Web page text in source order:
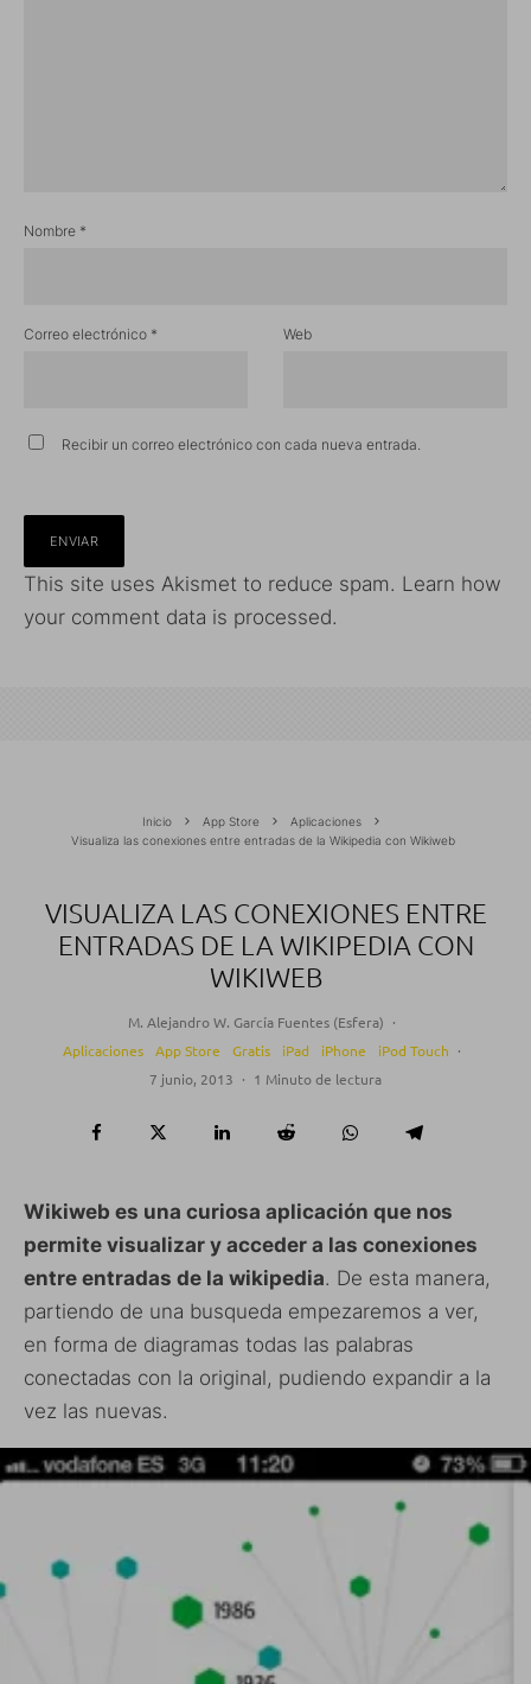
Nombre *
Correo electrónico * Web
Recibir un correo electrónico con cada nueva entrada.
This site uses Akismet to reduce spam. Learn how
your comment data is processed.
Inicio App Store
Aplicaciones
Visualiza las conexiones entre entradas de la Wikipedia con Wikiweb
VISUALIZA LAS CONEXIONES ENTRE
ENTRADAS DE LA WIKIPEDIA CON
WIKIWEB
M. Alejandro W. García Fuentes (Esfera) ·
Aplicaciones
App Store Gratis iPad iPhone iPod Touch ·
7 junio, 2013 · 1 Minuto de lectura
Wikiweb es una curiosa aplicación que nos
permite visualizar y acceder a las conexiones
entre entradas de la wikipedia. De esta manera,
partiendo de una busqueda empezaremos a ver,
en forma de diagramas todas las palabras
conectadas con la original, pudiendo expandir a la
vez las nuevas.